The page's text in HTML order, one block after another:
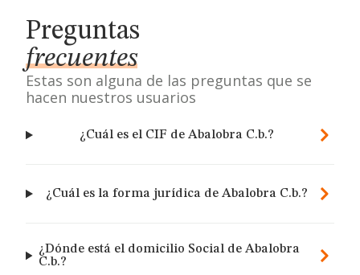
Preguntas
frecuentes
Estas son alguna de las preguntas que se
hacen nuestros usuarios
¿Cuál es el CIF de Abalobra C.b.?
¿Cuál es la forma jurídica de Abalobra C.b.?
¿Dónde está el domicilio Social de Abalobra
C.b.?